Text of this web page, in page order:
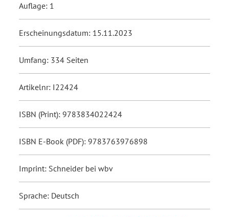
Auflage: 1
Erscheinungsdatum: 15.11.2023
Umfang: 334 Seiten
Artikelnr: I22424
ISBN (Print): 9783834022424
ISBN E-Book (PDF): 9783763976898
Imprint: Schneider bei wbv
Sprache: Deutsch